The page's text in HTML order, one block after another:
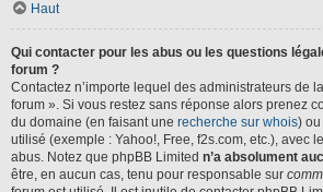
Haut
Qui contacter pour les abus ou les questions
forum ?
Contactez n’importe lequel des administrateurs de
forum ». Si vous restez sans réponse alors prenez
du domaine (en faisant une recherche sur whois)
utilisé (exemple : Yahoo!, Free, f2s.com, etc.), avec
abus. Notez que phpBB Limited n’a absolument
être, en aucun cas, tenu pour responsable sur